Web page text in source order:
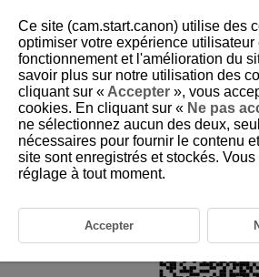
D292-005
Accessoires compatibles
Visitez le site Web suivant pour en savoir
compatibles.
Ce site (cam.start.canon) utilise des
optimiser votre expérience utilisateur
fonctionnement et l'amélioration du
savoir plus sur notre utilisation des
cliquant sur « Accepter », vous
cookies. En cliquant sur « Ne pas
ne sélectionnez aucun des deux,
nécessaires pour fournir le contenu
site sont enregistrés et stockés.
réglage à tout moment.
Accepter